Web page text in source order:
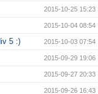
2015-10-25 15:23
2015-10-04 08:54
5 :) 2015-10-03 07:54
2015-09-29 19:06
2015-09-27 20:33
2015-09-26 16:43